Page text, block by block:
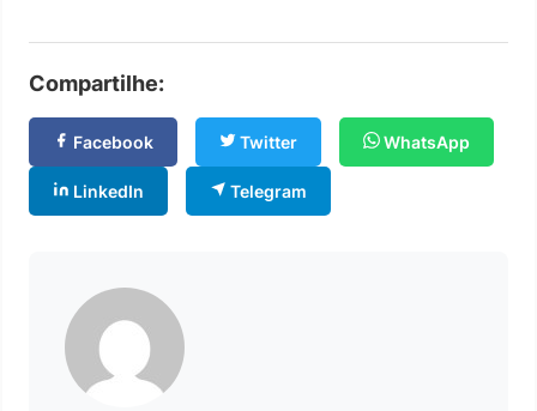
Compartilhe:
Facebook Twitter WhatsApp
LinkedIn Telegram